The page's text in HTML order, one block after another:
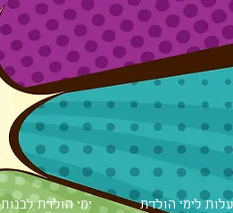
ימי הולדת לבנות לימי הולדת